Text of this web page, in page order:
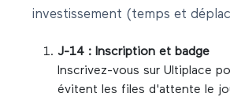
investissement (temps et
J-14 : Inscription et badge
Inscrivez-vous sur Ultiplace
évitent les files d'attente le